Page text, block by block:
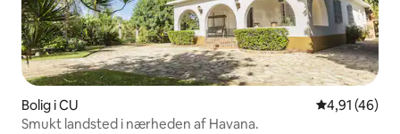
Bolig i CU 4,91 ud af 5
4,91 (46)
Smukt landsted i nærheden af Havana.